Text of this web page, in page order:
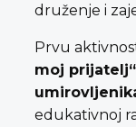
druženje i
Prvu
moj prijatelj“
edukativnoj